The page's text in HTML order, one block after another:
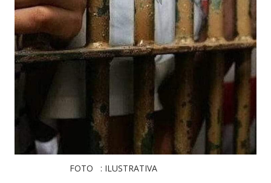
FOTO : ILUSTRATIVA